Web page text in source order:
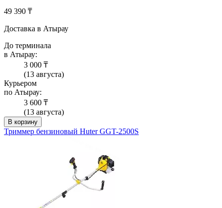
49 390 ₸
Доставка в Атырау
До терминала
в Атырау:
3 000 ₸
(13 августа)
Курьером
по Атырау:
3 600 ₸
(13 августа)
В корзину
Триммер бензиновый Huter GGT-2500S